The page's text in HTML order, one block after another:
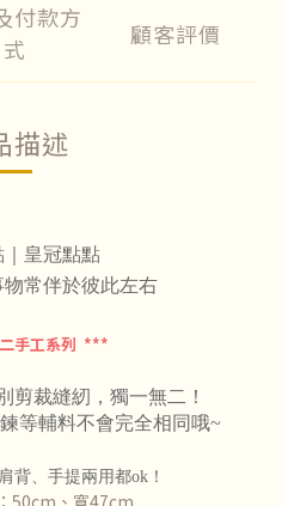
付款方
式
顧客評價
描述
｜皇冠點點
常伴於彼此左右
手工系列 ***
剪裁縫紉，獨一無二！
等輔料不會完全相同哦~
背、手提兩用都ok！
50cm、寬47cm